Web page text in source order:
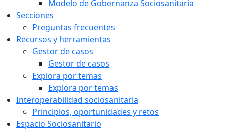
Modelo de Gobernanza Sociosanitaria
Secciones
Preguntas frecuentes
Recursos y herramientas
Gestor de casos
Gestor de casos
Explora por temas
Explora por temas
Interoperabilidad sociosanitaria
Principios, oportunidades y retos
Espacio Sociosanitario